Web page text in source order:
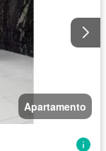
Apartamento